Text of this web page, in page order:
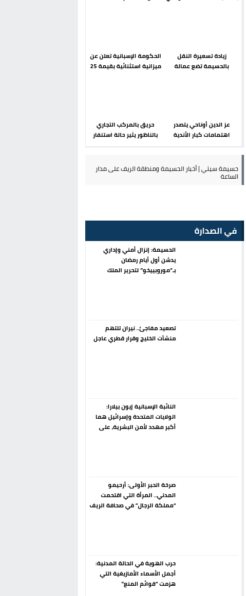
زيادة تسعيرة النقل
بالحسيمة تضع عمالة
الحكومة الإسبانية تعلن عن
ميزانية استثنائية بقيمة 25
عز الدين أوناحي يتصدر
اهتمامات كبار الأندية
حريق بالمركب التجاري
بالناظور يثير حالة استنفار
حسيمة سيتي | أخبار الحسيمة ومنطقة الريف على مدار
الساعة
في الصدارة
الحسيمة: إنزال أمني وإداري
يدشن أول أيام رمضان
بـ”موروبييخو” لتحرير الملك
تصعيد مفاجئ.. نيران تلتهم
منشآت الخليج وقرار قطري عاجل
النائبة الإسبانية إيون بيلارا:
الولايات المتحدة وإسرائيل هما
أكبر مهدد لأمن البشرية، على
صرخة الحبر الأولى: أرحيمو
المدني.. المرأة التي اقتحمت
“مملكة الرجال” في صحافة الريف
حرب الهوية في الحالة المدنية:
أجمل الأسماء الأمازيغية التي
هزمت “قوائم المنع”